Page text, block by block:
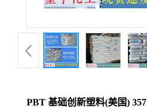
PBT 基础创新塑料(美国) 357